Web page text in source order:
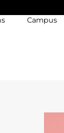
Campus